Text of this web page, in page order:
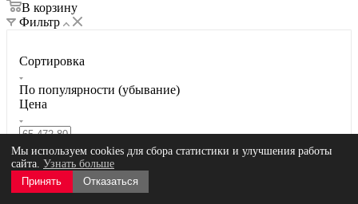
В корзину
Фильтр
Сортировка
По популярности (убывание)
Цена
65 472.80
66 343.80
67 215.80
Мы используем cookies для сбора статистики и улучшения работы
сайта. Узнать больше
Принять
Отказаться